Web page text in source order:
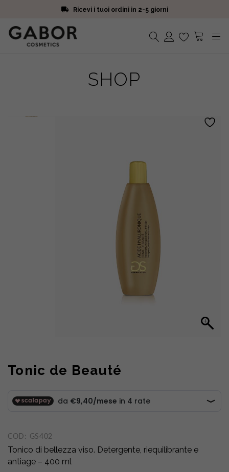
Ricevi i tuoi ordini in 2-5 giorni
Iscriviti alla Newsletter. 15% di sconto e spedizione gratuita
Ricevi i tuoi ordini in 2-5 giorni
SHOP
Tonic de Beauté
COD: GS402
Tonico di bellezza viso. Detergente, riequilibrante e
antiage – 400 ml